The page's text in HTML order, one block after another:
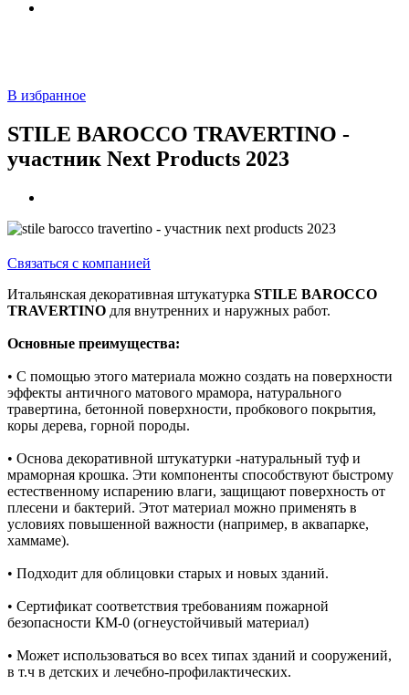
В избранное
STILE BAROCCO TRAVERTINO -
участник Next Products 2023
Связаться с компанией
Итальянская декоративная штукатурка STILE BAROCCO
TRAVERTINO для внутренних и наружных работ.
Основные преимущества:
• С помощью этого материала можно создать на поверхности
эффекты античного матового мрамора, натурального
травертина, бетонной поверхности, пробкового покрытия,
коры дерева, горной породы.
• Основа декоративной штукатурки -натуральный туф и
мраморная крошка. Эти компоненты способствуют быстрому
естественному испарению влаги, защищают поверхность от
плесени и бактерий. Этот материал можно применять в
условиях повышенной важности (например, в аквапарке,
хаммаме).
• Подходит для облицовки старых и новых зданий.
• Сертификат соответствия требованиям пожарной
безопасности КМ-0 (огнеустойчивый материал)
• Может использоваться во всех типах зданий и сооружений,
в т.ч в детских и лечебно-профилактических.